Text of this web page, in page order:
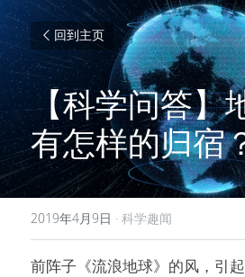
回到主页
【科学问答】
有怎样的归宿
2019年4月9日 · 科学趣闻
前阵子《流浪地球》的风，引